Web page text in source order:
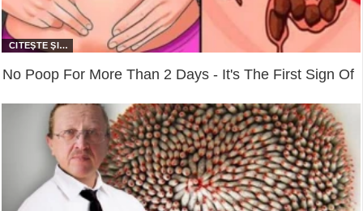
No Poop For More Than 2 Days - It's The First Sign Of